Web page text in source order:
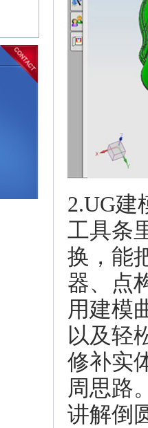
2.UG建
工具条
换，能
器、点
用建模
以及轻
修补实
周思路
讲解倒